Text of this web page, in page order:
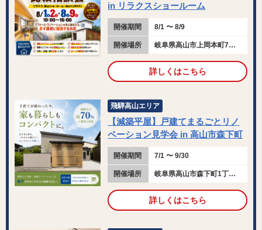
in リラクスショールーム
開催期間 8/1 〜 8/9
開催場所 岐阜県高山市上岡本町7丁目115
詳しくはこちら
飛騨高山エリア
【減築平屋】戸建てまるごとリノ
ベーション見学会 in 高山市森下町
開催期間 7/1 〜 9/30
開催場所 岐阜県高山市森下町1丁目145-5
詳しくはこちら